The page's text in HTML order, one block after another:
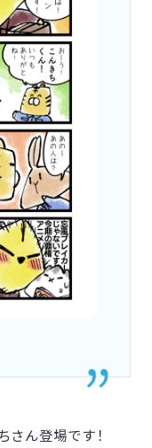
さん登場です！